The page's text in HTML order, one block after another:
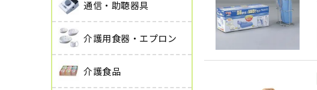
通信・助聴器具
介護用食器・エプロン
介護食品